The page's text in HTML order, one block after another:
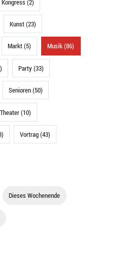
Kongress (2)
Kunst (23)
Markt (5) Musik (86)
Party (33)
Senioren (50)
Theater (10)
Vortrag (43)
Dieses Wochenende